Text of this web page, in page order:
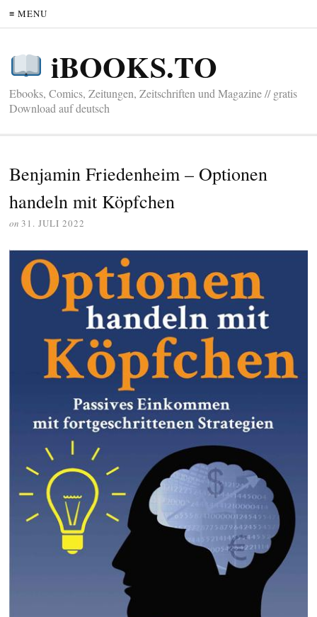
≡ MENU
iBOOKS.TO
Ebooks, Comics, Zeitungen, Zeitschriften und Magazine // gratis
Download auf deutsch
Benjamin Friedenheim – Optionen
handeln mit Köpfchen
on 31. JULI 2022